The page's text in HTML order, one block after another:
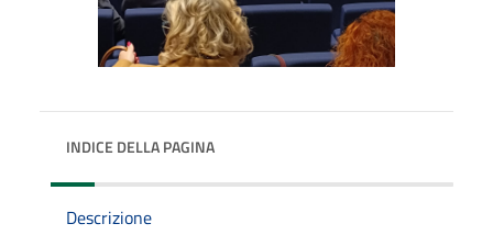
INDICE DELLA PAGINA
Descrizione